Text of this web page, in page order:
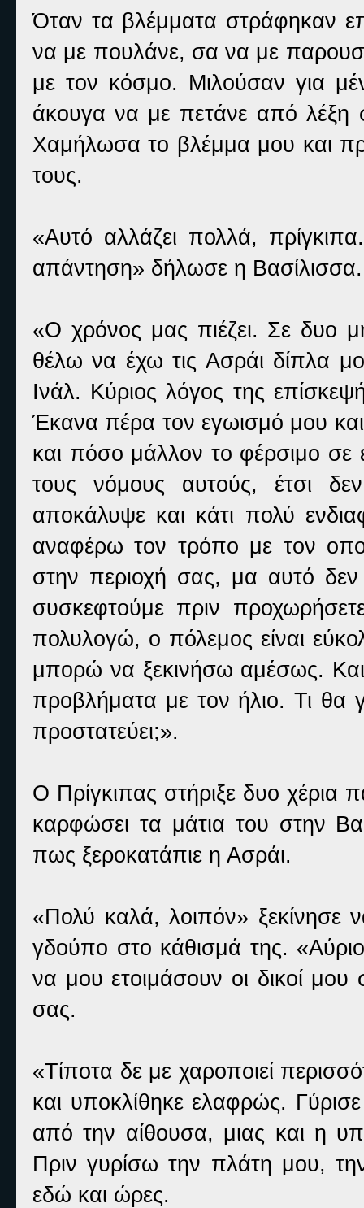
Όταν τα βλέμματα στράφηκαν
να με πουλάνε, σα να με
με τον κόσμο. Μιλούσαν για
άκουγα να με πετάνε από λέξη
Χαμήλωσα το βλέμμα μου και
τους.
«Αυτό αλλάζει πολλά,
απάντηση» δήλωσε η Βασίλισσα.
«Ο χρόνος μας πιέζει. Σε δυο
θέλω να έχω τις Ασράι δίπλα
Ινάλ. Κύριος λόγος της
Έκανα πέρα τον εγωισμό μου
και πόσο μάλλον το φέρσιμο σε
τους νόμους αυτούς, έτσι
αποκάλυψε και κάτι πολύ
αναφέρω τον τρόπο με τον
στην περιοχή σας, μα αυτό δεν
συσκεφτούμε πριν
πολυλογώ, ο πόλεμος είναι
μπορώ να ξεκινήσω αμέσως.
προβλήματα με τον ήλιο. Τι
προστατεύει;».
Ο Πρίγκιπας στήριξε δυο χέρια
καρφώσει τα μάτια του στην
πως ξεροκατάπιε η Ασράι.
«Πολύ καλά, λοιπόν» ξεκίνησε
γδούπο στο κάθισμά της.
να μου ετοιμάσουν οι δικοί
σας.
«Τίποτα δε με χαροποιεί
και υποκλίθηκε ελαφρώς.
από την αίθουσα, μιας και η
Πριν γυρίσω την πλάτη μου,
εδώ και ώρες.